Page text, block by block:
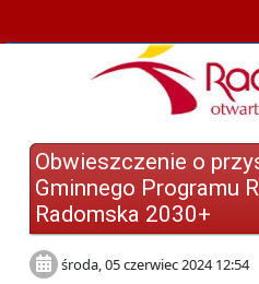
Obwieszczenie o
Gminnego Programu
Radomska 2030+
środa, 05 czerwiec 2024 12:54